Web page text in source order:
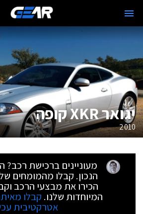
יגואר XKR קופה
2010
מעוניינים ברכישת
הנכון. קבלו מהמומחים
הכירו את מבצעי הרכב
המיוחדות שלנו. קבלו
אטרקטיבית